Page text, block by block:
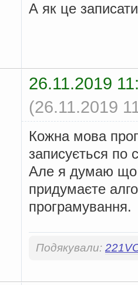
А як це
26.11.2019
(26.11.2019
Кожна мова
записується по
Але я думаю що
придумаєте
програмування.
Подякували: